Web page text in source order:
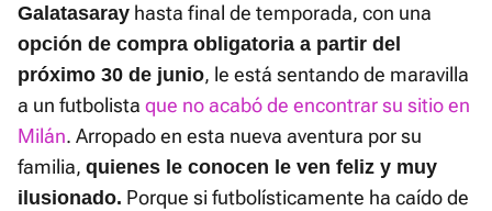
Galatasaray hasta final de temporada, con una
opción de compra obligatoria a partir del
próximo 30 de junio, le está sentando de maravilla
a un futbolista que no acabó de encontrar su sitio en
Milán. Arropado en esta nueva aventura por su
familia, quienes le conocen le ven feliz y muy
ilusionado. Porque si futbolísticamente ha caído de